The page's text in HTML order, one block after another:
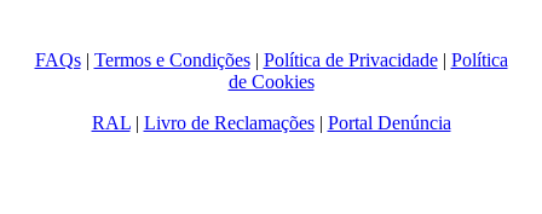
FAQs| Termos e Condições| Política de Privacidade| Política
de Cookies
RAL| Livro de Reclamações| Portal Denúncia